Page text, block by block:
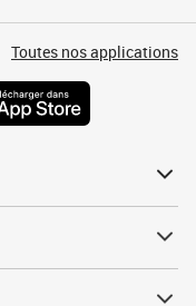
Toutes nos applications